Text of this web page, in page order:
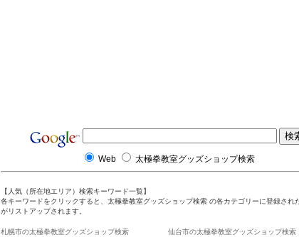
Web 太極拳教室グッズショップ検索
【人気（所在地エリア）検索キーワード一覧】
各キーワードをクリックすると、太極拳教室グッズショップ検索 の各カテゴリーに登録され
がリストアップされます。
札幌市の太極拳教室グッズショップ検索
仙台市の太極拳教室グッズショップ検索